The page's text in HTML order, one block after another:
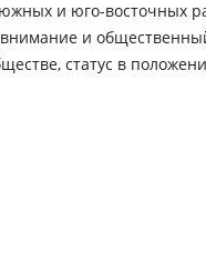
и юго-восточных
и
статус в